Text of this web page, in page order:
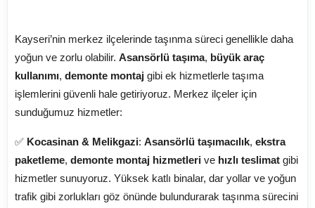
Kayseri’nin merkez ilçelerinde taşınma süreci genellikle daha
yoğun ve zorlu olabilir. Asansörlü taşıma, büyük araç
kullanımı, demonte montaj gibi ek hizmetlerle taşıma
işlemlerini güvenli hale getiriyoruz. Merkez ilçeler için
sunduğumuz hizmetler:
✅ Kocasinan & Melikgazi: Asansörlü taşımacılık, ekstra
paketleme, demonte montaj hizmetleri ve hızlı teslimat gibi
hizmetler sunuyoruz. Yüksek katlı binalar, dar yollar ve yoğun
trafik gibi zorlukları göz önünde bulundurarak taşınma sürecini